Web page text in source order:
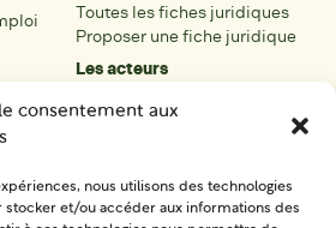
consentement aux
nous utilisons des technologies
stocker et/ou accéder aux informations des
Toutes les fiches juridiques
Proposer une fiche juridique
Les acteurs
Tous les acteurs